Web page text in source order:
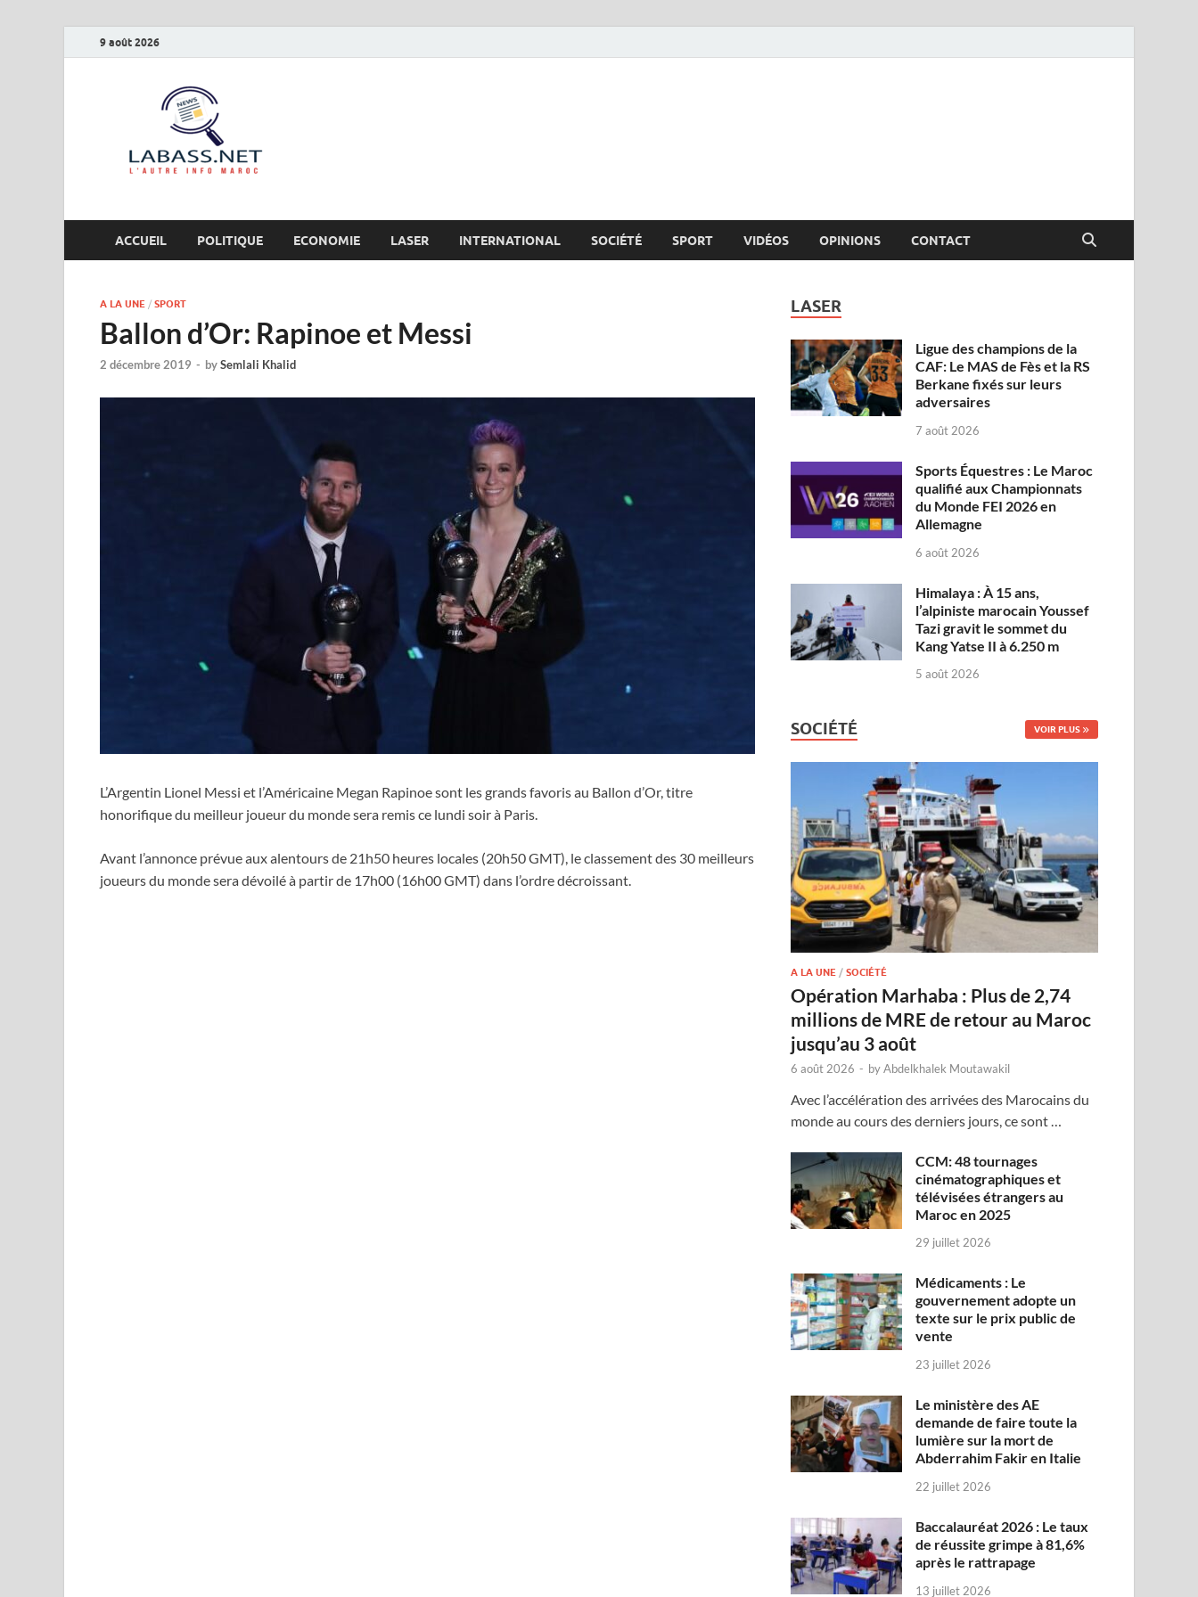
9 août 2026
ACCUEIL POLITIQUE ECONOMIE LASER INTERNATIONAL SOCIÉTÉ SPORT VIDÉOS OPINIONS CONTACT
A LA UNE / SPORT
Ballon d’Or: Rapinoe et Messi
2 décembre 2019 - bySemlali Khalid
L’Argentin Lionel Messi et l’Américaine Megan Rapinoe sont les grands favoris au Ballon d’Or, titre
honorifique du meilleur joueur du monde sera remis ce lundi soir à Paris.
Avant l’annonce prévue aux alentours de 21h50 heures locales (20h50 GMT), le classement des 30 meilleurs
joueurs du monde sera dévoilé à partir de 17h00 (16h00 GMT) dans l’ordre décroissant.
LASER
Ligue des champions de la
CAF: Le MAS de Fès et la RS
Berkane fixés sur leurs
adversaires
7 août 2026
Sports Équestres : Le Maroc
qualifié aux Championnats
du Monde FEI 2026 en
Allemagne
6 août 2026
Himalaya : À 15 ans,
l’alpiniste marocain Youssef
Tazi gravit le sommet du
Kang Yatse II à 6.250 m
5 août 2026
SOCIÉTÉ VOIR PLUS
A LA UNE /SOCIÉTÉ
Opération Marhaba : Plus de 2,74
millions de MRE de retour au Maroc
jusqu’au 3 août
6 août 2026 - byAbdelkhalek Moutawakil
Avec l’accélération des arrivées des Marocains du
monde au cours des derniers jours, ce sont …
CCM: 48 tournages
cinématographiques et
télévisées étrangers au
Maroc en 2025
29 juillet 2026
Médicaments : Le
gouvernement adopte un
texte sur le prix public de
vente
23 juillet 2026
Le ministère des AE
demande de faire toute la
lumière sur la mort de
Abderrahim Fakir en Italie
22 juillet 2026
Baccalauréat 2026 : Le taux
de réussite grimpe à 81,6%
après le rattrapage
13 juillet 2026